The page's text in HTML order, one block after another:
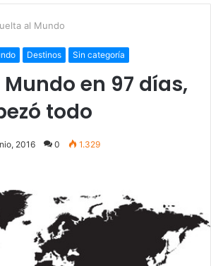
al Mundo
Destinos Sin categoría
en 97 días,
todo
2016 0 1.329